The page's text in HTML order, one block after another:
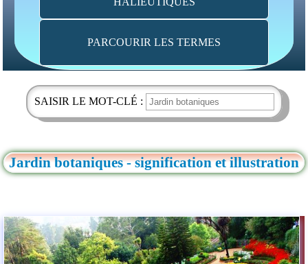
PARCOURIR LES TERMES
SAISIR LE MOT-CLÉ :
Jardin botaniques - signification et illustration